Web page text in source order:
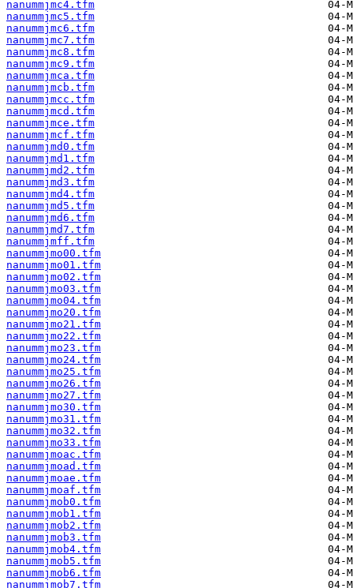
nanummjmc4.tfm
nanummjmc5.tfm
nanummjmc6.tfm
nanummjmc7.tfm
nanummjmc8.tfm
nanummjmc9.tfm
nanummjmca.tfm
nanummjmcb.tfm
nanummjmcc.tfm
nanummjmcd.tfm
nanummjmce.tfm
nanummjmcf.tfm
nanummjmd0.tfm
nanummjmd1.tfm
nanummjmd2.tfm
nanummjmd3.tfm
nanummjmd4.tfm
nanummjmd5.tfm
nanummjmd6.tfm
nanummjmd7.tfm
nanummjmff.tfm
nanummjmo00.tfm
nanummjmo01.tfm
nanummjmo02.tfm
nanummjmo03.tfm
nanummjmo04.tfm
nanummjmo20.tfm
nanummjmo21.tfm
nanummjmo22.tfm
nanummjmo23.tfm
nanummjmo24.tfm
nanummjmo25.tfm
nanummjmo26.tfm
nanummjmo27.tfm
nanummjmo30.tfm
nanummjmo31.tfm
nanummjmo32.tfm
nanummjmo33.tfm
nanummjmoac.tfm
nanummjmoad.tfm
nanummjmoae.tfm
nanummjmoaf.tfm
nanummjmob0.tfm
nanummjmob1.tfm
nanummjmob2.tfm
nanummjmob3.tfm
nanummjmob4.tfm
nanummjmob5.tfm
nanummjmob6.tfm
nanummjmob7.tfm